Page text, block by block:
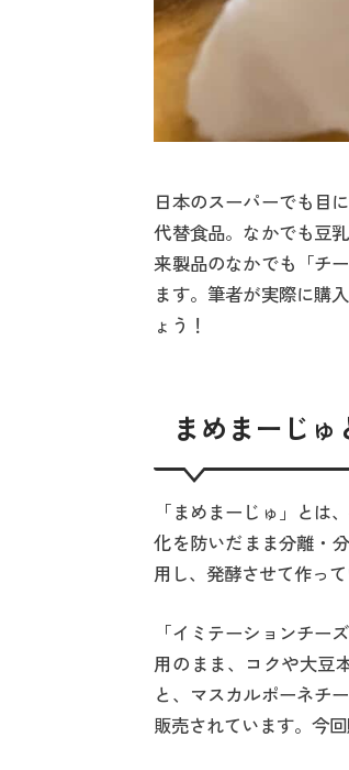
日本のスーパーでも目
代替食品。なかでも豆
来製品のなかでも「チ
ます。筆者が実際に購
ょう！
まめまーじゅ
「まめまーじゅ」とは
化を防いだまま分離・
用し、発酵させて作って
「イミテーションチー
用のまま、コクや大豆
と、マスカルポーネチ
販売されています。今